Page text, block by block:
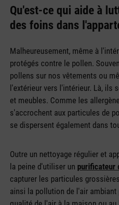
Qu'est-ce qui aide à
des foins dans
Malheureusement, même à
protégés contre le pollen.
pollens sur nos vêtements ou
l'extérieur vers l'intérieur. Là, ils
et meubles. Comme les
s'accrochent aux particules de
se dispersent également dans
Outre un nettoyage régulier et
la peine d'utiliser un purificateur
capturer les particules
ainsi la pollution de l'air ambiant